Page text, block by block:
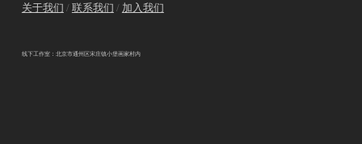
关于我们 / 联系我们 / 加入我们
线下工作室：北京市通州区宋庄镇小堡画家村内